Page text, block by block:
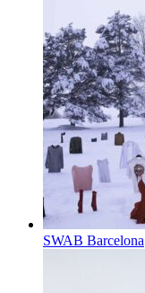
SWAB Barcelona